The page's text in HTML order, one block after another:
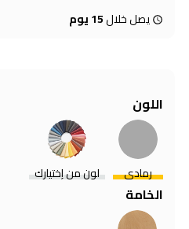
يصل خلال15 يوم
اللون
رمادي لون من إختيارك
الخامة